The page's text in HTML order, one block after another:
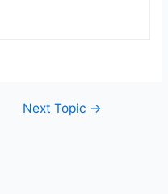
Next Topic →